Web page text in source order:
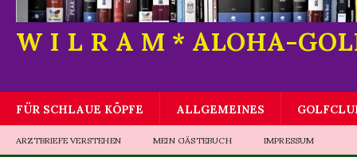
W I L R A M * ALOHA-
FÜR SCHLAUE KÖPFE ALLGEMEINES
ARZTBRIEFE VERSTEHEN MEIN GÄSTEBUCH IMPRESSUM